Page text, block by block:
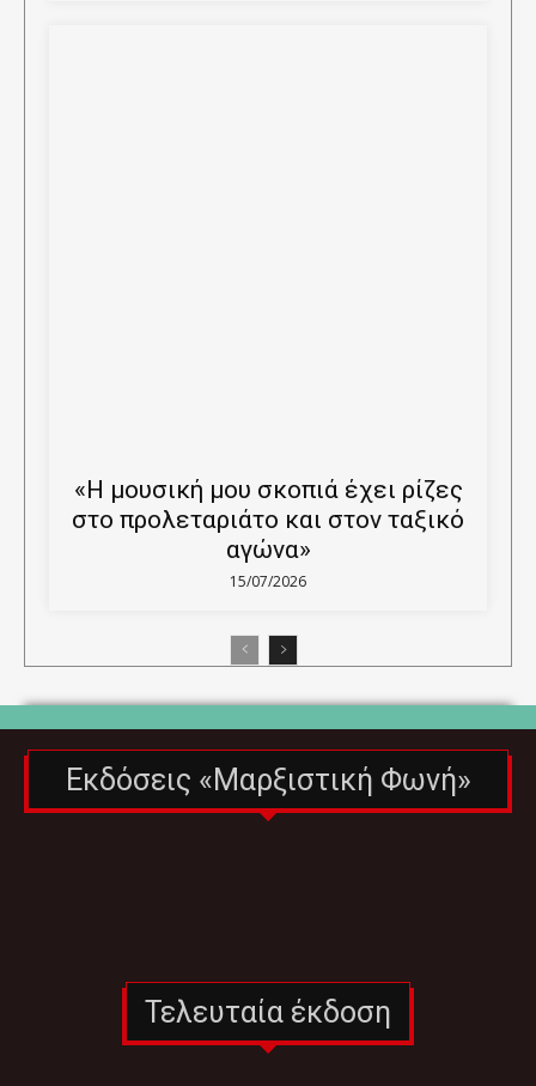
«Η μουσική μου σκοπιά έχει ρίζες
στο προλεταριάτο και στον ταξικό
αγώνα»
15/07/2026
Εκδόσεις «Μαρξιστική Φωνή»
Τελευταία έκδοση